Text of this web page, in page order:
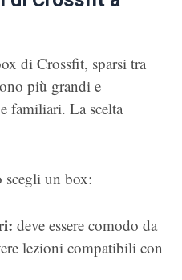
di Crossfit, sparsi tra
più grandi e
familiari. La scelta
scegli un box:
deve essere comodo da
lezioni compatibili con